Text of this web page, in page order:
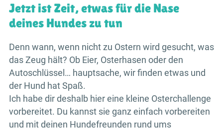
Jetzt ist Zeit, etwas für die Nase
deines Hundes zu tun
Denn wann, wenn nicht zu Ostern wird gesucht, was
das Zeug hält? Ob Eier, Osterhasen oder den
Autoschlüssel… hauptsache, wir finden etwas und
der Hund hat Spaß.
Ich habe dir deshalb hier eine kleine Osterchallenge
vorbereitet. Du kannst sie ganz einfach vorbereiten
und mit deinen Hundefreunden rund ums